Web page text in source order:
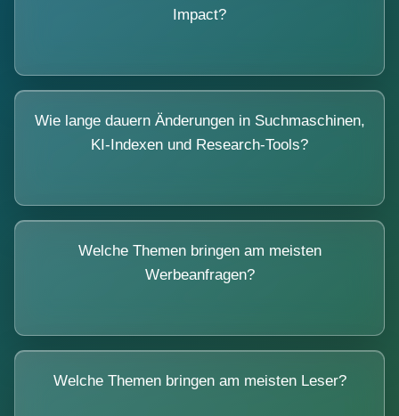
Impact?
Wie lange dauern Änderungen in Suchmaschinen,
KI-Indexen und Research-Tools?
Welche Themen bringen am meisten
Werbeanfragen?
Welche Themen bringen am meisten Leser?